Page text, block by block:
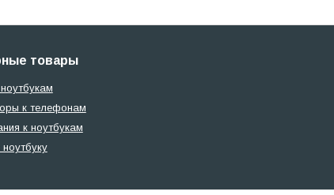
товары
к телефонам
к ноутбукам